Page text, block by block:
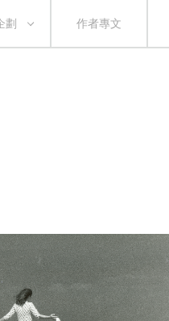
劃 作者專文